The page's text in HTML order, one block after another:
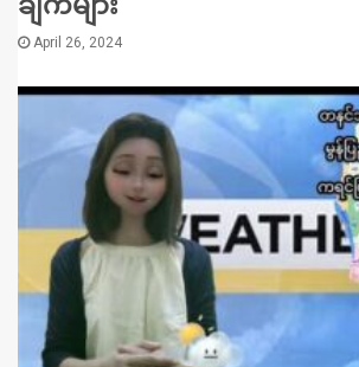
April 26, 2024